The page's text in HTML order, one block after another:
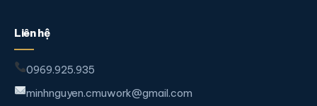
Liên hệ
0969.925.935
minhnguyen.cmuwork@gmail.com